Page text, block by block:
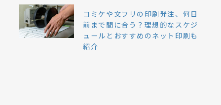
コミケや文フリの印刷発注、何日
前まで間に合う？理想的なスケジ
ュールとおすすめのネット印刷も
紹介